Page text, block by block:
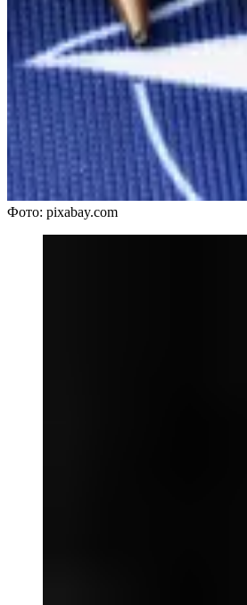
Фото: pixabay.com